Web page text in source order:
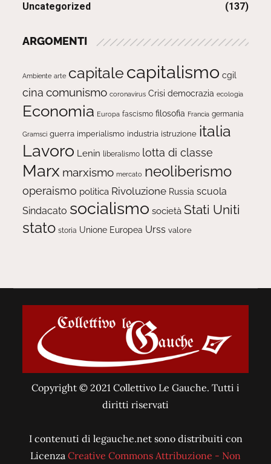
Uncategorized (137)
ARGOMENTI
Ambiente arte capitale capitalismo cgil
cina comunismo coronavirus Crisi democrazia ecologia
Economia Europa fascismo filosofia Francia germania
Gramsci guerra imperialismo industria istruzione italia
Lavoro Lenin liberalismo lotta di classe
Marx marxismo mercato neoliberismo
operaismo politica Rivoluzione Russia scuola
Sindacato socialismo società Stati Uniti
stato storia Unione Europea Urss valore
Copyright © 2021 Collettivo Le Gauche. Tutti i
diritti riservati
I contenuti di legauche.net sono distribuiti con
Licenza Creative Commons Attribuzione - Non